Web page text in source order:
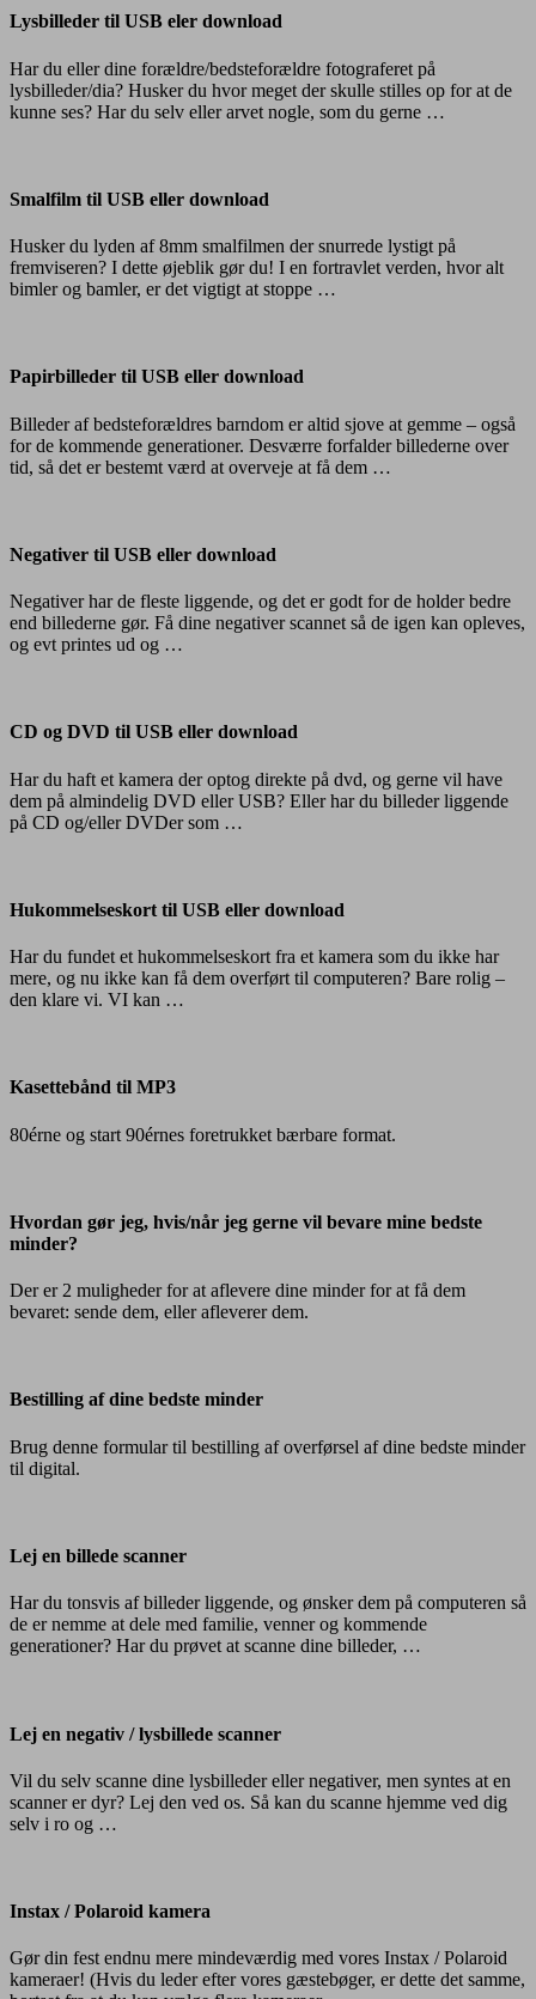
USB
eler
download
Lysbilleder til USB eler download
Har du eller dine forældre/bedsteforældre fotograferet på
lysbilleder/dia? Husker du hvor meget der skulle stilles op for at de
kunne ses? Har du selv eller arvet nogle, som du gerne …
USB
download
Smalfilm til USB eller download
Husker du lyden af 8mm smalfilmen der snurrede lystigt på
fremviseren? I dette øjeblik gør du! I en fortravlet verden, hvor alt
bimler og bamler, er det vigtigt at stoppe …
USB
eller
download
Papirbilleder til USB eller download
Billeder af bedsteforældres barndom er altid sjove at gemme – også
for de kommende generationer. Desværre forfalder billederne over
tid, så det er bestemt værd at overveje at få dem …
USB
eller
download
Negativer til USB eller download
Negativer har de fleste liggende, og det er godt for de holder bedre
end billederne gør. Få dine negativer scannet så de igen kan opleves,
og evt printes ud og …
DVD
USB
eller
download
CD og DVD til USB eller download
Har du haft et kamera der optog direkte på dvd, og gerne vil have
dem på almindelig DVD eller USB? Eller har du billeder liggende
på CD og/eller DVDer som …
USB
download
Hukommelseskort til USB eller download
Har du fundet et hukommelseskort fra et kamera som du ikke har
mere, og nu ikke kan få dem overført til computeren? Bare rolig –
den klare vi. VI kan …
Kasettebånd til MP3
80érne og start 90érnes foretrukket bærbare format.
jeg,
hvis/når
gerne
vil
bevare
minder?
Hvordan gør jeg, hvis/når jeg gerne vil bevare mine bedste
minder?
Der er 2 muligheder for at aflevere dine minder for at få dem
bevaret: sende dem, eller afleverer dem.
dine
minder
Bestilling af dine bedste minder
Brug denne formular til bestilling af overførsel af dine bedste minder
til digital.
billede
scanner
Lej en billede scanner
Har du tonsvis af billeder liggende, og ønsker dem på computeren så
de er nemme at dele med familie, venner og kommende
generationer? Har du prøvet at scanne dine billeder, …
negativ
lysbillede
scanner
Lej en negativ / lysbillede scanner
Vil du selv scanne dine lysbilleder eller negativer, men syntes at en
scanner er dyr? Lej den ved os. Så kan du scanne hjemme ved dig
selv i ro og …
Polaroid
Instax / Polaroid kamera
Gør din fest endnu mere mindeværdig med vores Instax / Polaroid
kameraer! (Hvis du leder efter vores gæstebøger, er dette det samme,